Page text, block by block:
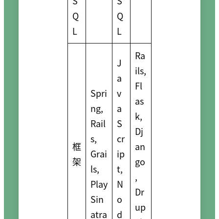
Q
L
Q
L
框
架
Spri
ng,
Rail
s,
Grai
ls,
Play
Sin
atra
J
a
v
a
S
cr
ip
t,
N
o
d
Ra
ils,
Fl
as
k,
Dj
an
go
,
Dr
up